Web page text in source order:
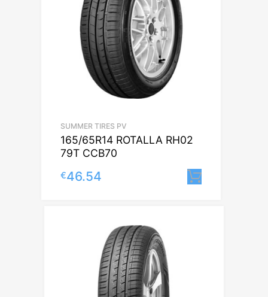
SUMMER TIRES PV
165/65R14 ROTALLA RH02
79T CCB70
€46.54